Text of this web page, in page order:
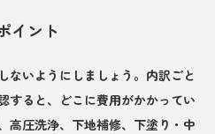
イント
ないようにしましょう。内訳ごと
すると、どこに費用がかかってい
高圧洗浄、下地補修、下塗り・中